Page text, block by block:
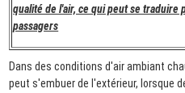
qualité de l'air, ce qui peut se traduire
passagers
Dans des conditions d'air ambiant
peut s'embuer de l'extérieur, lorsque